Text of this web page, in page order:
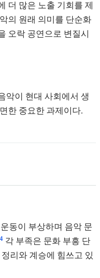
더 많은 노출 기회를 제
의 원래 의미를 단순화
오락 공연으로 변질시
악이 현대 사회에서 생
한 중요한 과제이다.
동이 부상하며 음악 문
4 각 부족은 문화 부흥 단
리와 계승에 힘쓰고 있